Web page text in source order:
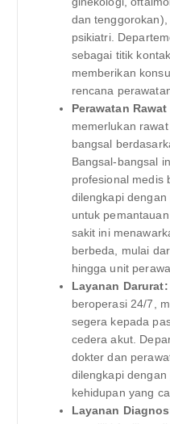
dan
psikiatri.
sebagai titik
memberikan
rencana
Perawatan
memerlukan
bangsal
Bangsal-bangsal
profesional medis
dilengkapi
untuk
sakit ini
berbeda, mulai
hingga unit
Layanan Darurat:
beroperasi 24/7,
segera kepada
cedera akut.
dokter dan
dilengkapi
kehidupan yang
Layanan